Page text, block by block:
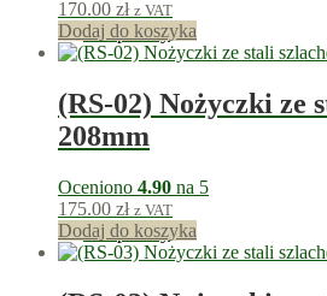
170.00 zł z VAT
170punkty
Dodaj do koszyka
(RS-02) Nożyczki ze
208mm
Oceniono 4.90 na 5
175.00 zł z VAT
175punkty
Dodaj do koszyka